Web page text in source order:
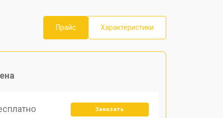
Прайс
Характеристики
Заказать